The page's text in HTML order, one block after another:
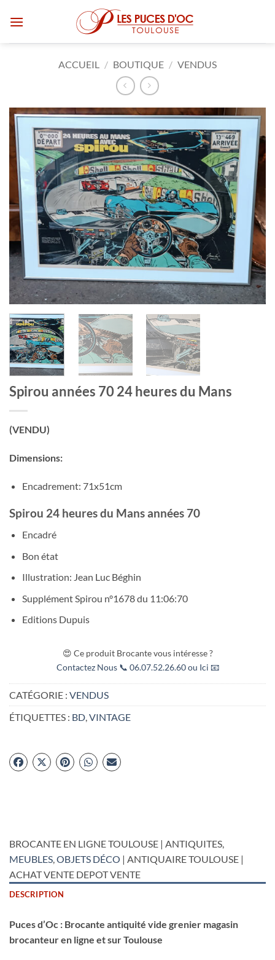
ACCUEIL / BOUTIQUE / VENDUS
Spirou années 70 24 heures du Mans
(VENDU)
Dimensions:
Encadrement: 71x51cm
Spirou 24 heures du Mans années 70
Encadré
Bon état
Illustration: Jean Luc Béghin
Supplément Spirou n°1678 du 11:06:70
Editions Dupuis
😍 Ce produit Brocante vous intéresse ?
Contactez Nous 📞 06.07.52.26.60 ou Ici 📧
CATÉGORIE : VENDUS
ÉTIQUETTES : BD,VINTAGE
BROCANTE EN LIGNE TOULOUSE | ANTIQUITES,
MEUBLES OBJETS DÉCO | ANTIQUAIRE TOULOUSE |
ACHAT VENTE DEPOT VENTE
DESCRIPTION
Puces d’Oc : Brocante antiquité vide grenier magasin
brocanteur en ligne et sur Toulouse